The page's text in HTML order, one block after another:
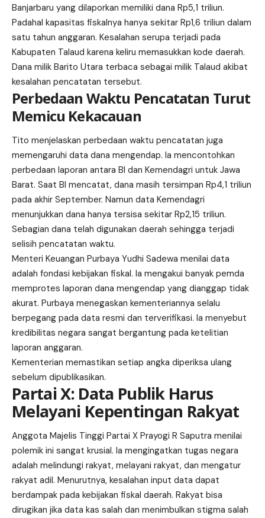
Banjarbaru yang dilaporkan memiliki dana Rp5,1 triliun.
Padahal kapasitas fiskalnya hanya sekitar Rp1,6 triliun dalam
satu tahun anggaran. Kesalahan serupa terjadi pada
Kabupaten Talaud karena keliru memasukkan kode daerah.
Dana milik Barito Utara terbaca sebagai milik Talaud akibat
kesalahan pencatatan tersebut.
Perbedaan Waktu Pencatatan Turut
Memicu Kekacauan
Tito menjelaskan perbedaan waktu pencatatan juga
memengaruhi data dana mengendap. Ia mencontohkan
perbedaan laporan antara BI dan Kemendagri untuk Jawa
Barat. Saat BI mencatat, dana masih tersimpan Rp4,1 triliun
pada akhir September. Namun data Kemendagri
menunjukkan dana hanya tersisa sekitar Rp2,15 triliun.
Sebagian dana telah digunakan daerah sehingga terjadi
selisih pencatatan waktu.
Menteri Keuangan Purbaya Yudhi Sadewa menilai data
adalah fondasi kebijakan fiskal. Ia mengakui banyak pemda
memprotes laporan dana mengendap yang dianggap tidak
akurat. Purbaya menegaskan kementeriannya selalu
berpegang pada data resmi dan terverifikasi. Ia menyebut
kredibilitas negara sangat bergantung pada ketelitian
laporan anggaran.
Kementerian memastikan setiap angka diperiksa ulang
sebelum dipublikasikan.
Partai X: Data Publik Harus
Melayani Kepentingan Rakyat
Anggota Majelis Tinggi Partai X Prayogi R Saputra menilai
polemik ini sangat krusial. Ia mengingatkan tugas negara
adalah melindungi rakyat, melayani rakyat, dan mengatur
rakyat adil. Menurutnya, kesalahan input data dapat
berdampak pada kebijakan fiskal daerah. Rakyat bisa
dirugikan jika data kas salah dan menimbulkan stigma salah